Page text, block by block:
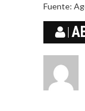
Fuente: